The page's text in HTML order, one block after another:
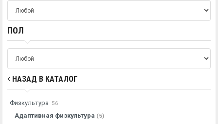
ПОЛ
НАЗАД В КАТАЛОГ
Физкультура 56
Адаптивная физкультура (5)